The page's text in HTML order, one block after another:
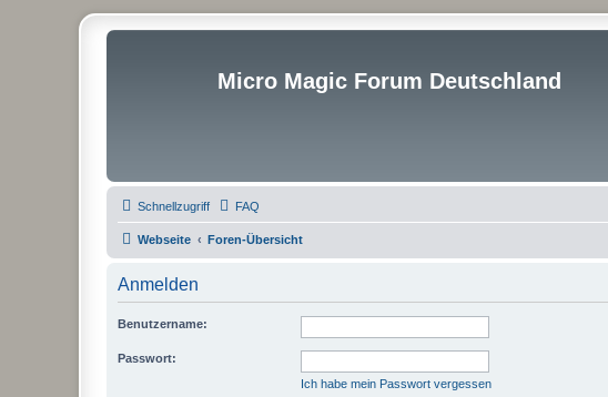
Micro Magic Forum Deutschland
Schnellzugriff FAQ
Webseite Foren-Übersicht
Anmelden
Benutzername:
Passwort:
Ich habe mein Passwort vergessen